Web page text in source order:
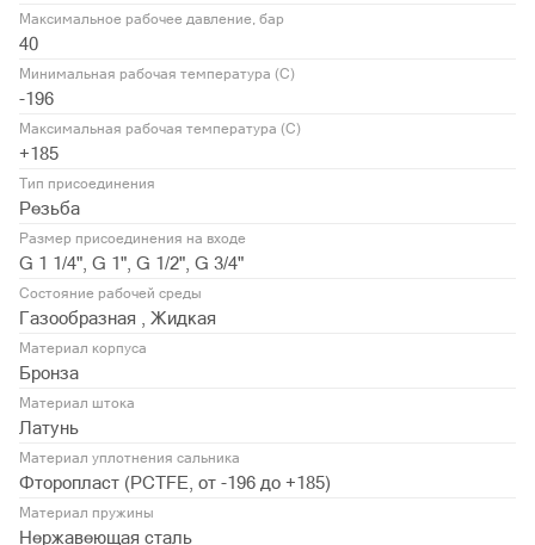
Максимальное рабочее давление, бар
40
Минимальная рабочая температура (С)
-196
Максимальная рабочая температура (С)
+185
Тип присоединения
Резьба
Размер присоединения на входе
G 1 1/4", G 1", G 1/2", G 3/4"
Состояние рабочей среды
Газообразная , Жидкая
Материал корпуса
Бронза
Материал штока
Латунь
Материал уплотнения сальника
Фторопласт (PСTFE, от -196 до +185)
Материал пружины
Нержавеющая сталь